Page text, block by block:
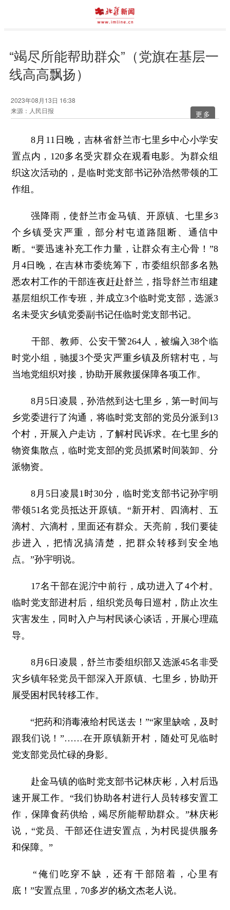
“竭尽所能帮助群众”（党旗在基层一
线高高飘扬）
2023年08月13日 16:38
来源：人民日报
更多
8月11日晚，吉林省舒兰市七里乡中心小学安
置点内，120多名受灾群众在观看电影。为群众组
织这次活动的，是临时党支部书记孙浩然带领的工
作组。
强降雨，使舒兰市金马镇、开原镇、七里乡3
个乡镇受灾严重，部分村屯道路阻断、通信中
断。“要迅速补充工作力量，让群众有主心骨！”8
月4日晚，在吉林市委统筹下，市委组织部多名熟
悉农村工作的干部连夜赶赴舒兰，指导舒兰市组建
基层组织工作专班，并成立3个临时党支部，选派3
名未受灾乡镇党委副书记任临时党支部书记。
干部、教师、公安干警264人，被编入38个临
时党小组，驰援3个受灾严重乡镇及所辖村屯，与
当地党组织对接，协助开展救援保障各项工作。
8月5日凌晨，孙浩然到达七里乡，第一时间与
乡党委进行了沟通，将临时党支部的党员分派到13
个村，开展入户走访，了解村民诉求。在七里乡的
物资集散点，临时党支部的党员抓紧时间装卸、分
派物资。
8月5日凌晨1时30分，临时党支部书记孙宇明
带领51名党员抵达开原镇。“新开村、四滴村、五
滴村、六滴村，里面还有群众。天亮前，我们要徒
步进入，把情况搞清楚，把群众转移到安全地
点。”孙宇明说。
17名干部在泥泞中前行，成功进入了4个村。
临时党支部进村后，组织党员每日巡村，防止次生
灾害发生，同时入户与村民谈心谈话，开展心理疏
导。
8月6日凌晨，舒兰市委组织部又选派45名非受
灾乡镇年轻党员干部深入开原镇、七里乡，协助开
展受困村民转移工作。
“把药和消毒液给村民送去！”“家里缺啥，及时
跟我们说！”……在开原镇新开村，随处可见临时
党支部党员忙碌的身影。
赴金马镇的临时党支部书记林庆彬，入村后迅
速开展工作。“我们协助各村进行人员转移安置工
作，保障食药供给，竭尽所能帮助群众。”林庆彬
说，“党员、干部还住进安置点，为村民提供服务
和保障。”
“俺们吃穿不缺，还有干部陪着，心里有
底！”安置点里，70多岁的杨文杰老人说。